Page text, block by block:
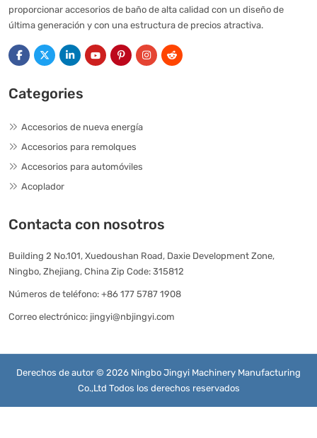
proporcionar accesorios de baño de alta calidad con un diseño de
última generación y con una estructura de precios atractiva.
Categories
Accesorios de nueva energía
Accesorios para remolques
Accesorios para automóviles
Acoplador
Contacta con nosotros
Building 2 No.101, Xuedoushan Road, Daxie Development Zone,
Ningbo, Zhejiang, China Zip Code: 315812
Números de teléfono: +86 177 5787 1908
Correo electrónico: jingyi@nbjingyi.com
Derechos de autor © 2026 Ningbo Jingyi Machinery Manufacturing
Co.,Ltd Todos los derechos reservados